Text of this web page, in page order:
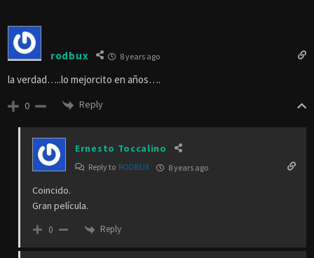
rodbux 8 years ago
la verdad…..lo mejorcito en años….
0 Reply
Ernesto Toccalino
Reply to RODBUX 8 years ago
Coincido.
Gran película.
0 Reply